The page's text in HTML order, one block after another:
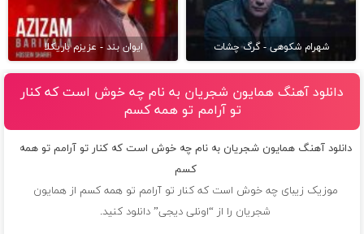
شهرام شکوهی - گرگ چشات ایوان بند - عزیزم باریکلا
دانلود آهنگ همایون شجریان به نام چه خوش است که کنار
تو آرامم تو همه کسم
دانلود آهنگ همایون شجریان به نام چه خوش است که کنار تو آرامم تو همه
کسم
موزیک زیبای چه خوش است که کنار تو آرامم تو همه کسم ازهمایون
شجریان را از “اونلی دیجی” دانلود کنید.